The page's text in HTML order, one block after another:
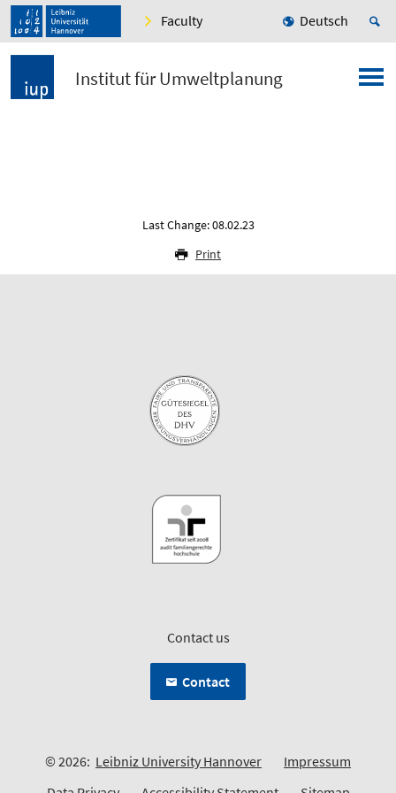
Faculty Deutsch
Institut für Umweltplanung
Last Change: 08.02.23
Print
Contact us
Contact
© 2026: Leibniz University Hannover
Impressum